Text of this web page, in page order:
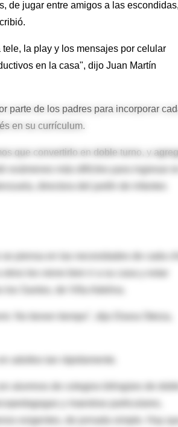
de jugar entre amigos a las
la play y los mensajes por celular
en la casa", dijo Juan Martín
parte de los padres para incorporar
en su currículum.
que convertirlo en doble turno, y
exámenes más difíciles para ingresar en
directora del jardín de infantes
les viene bien ir a su casa y estar
Santos, de Villa Adelina.
No tienen tiempo", dijo Diana Oteiza,
alumnos de colegios bilingües de doble
y maestras particulares,
exigentes, de jornada simple. Hay que